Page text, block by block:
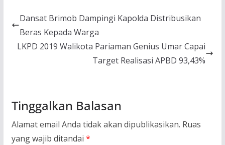
Dansat Brimob Dampingi Kapolda Distribusikan
Beras Kepada Warga
LKPD 2019 Walikota Pariaman Genius Umar Capai
Target Realisasi APBD 93,43%
Tinggalkan Balasan
Alamat email Anda tidak akan dipublikasikan. Ruas
yang wajib ditandai *